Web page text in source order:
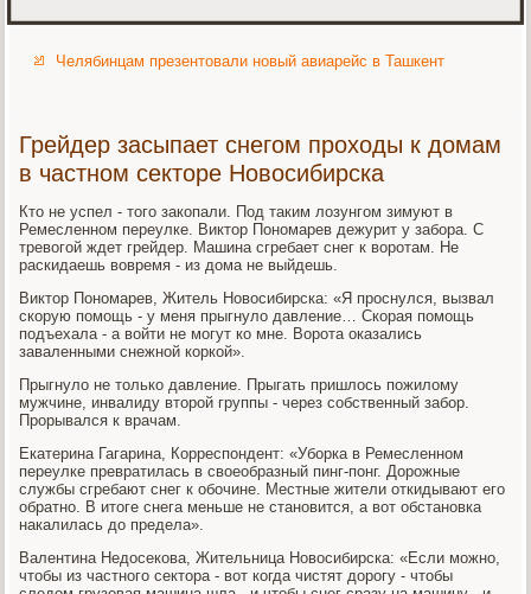
Челябинцам презентовали новый авиарейс в Ташкент
Грейдер засыпает снегом проходы к домам
в частном секторе Новосибирска
Кто не успел - того закопали. Под таким лозунгом зимуют в
Ремесленном переулке. Виктор Пономарев дежурит у забора. С
тревогой ждет грейдер. Машина сгребает снег к воротам. Не
раскидаешь вовремя - из дома не выйдешь.
Виктор Пономарев, Житель Новосибирска: «Я проснулся, вызвал
скорую помощь - у меня прыгнуло давление… Скорая помощь
подъехала - а войти не могут ко мне. Ворота оказались
заваленными снежной коркой».
Прыгнуло не только давление. Прыгать пришлось пожилому
мужчине, инвалиду второй группы - через собственный забор.
Прорывался к врачам.
Екатерина Гагарина, Корреспондент: «Уборка в Ремесленном
переулке превратилась в своеобразный пинг-понг. Дорожные
службы сгребают снег к обочине. Местные жители откидывают его
обратно. В итоге снега меньше не становится, а вот обстановка
накалилась до предела».
Валентина Недосекова, Жительница Новосибирска: «Если можно,
чтобы из частного сектора - вот когда чистят дорогу - чтобы